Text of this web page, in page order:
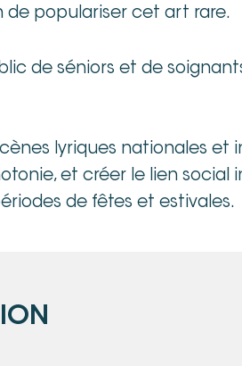
de populariser cet art rare.
de séniors et de
lyriques nationales et
et créer le lien social
de fêtes et estivales.